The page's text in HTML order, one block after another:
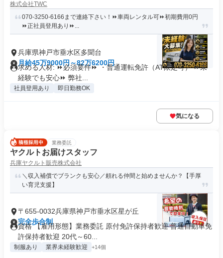
株式会社TWC
070-3250-6166まで連絡下さい！⏩車両レンタル可⏩初期費用0円
⏩正社員登用あり⏩...
兵庫県神戸市垂水区多聞台
月給45万9000円～82万6200円
求める人材: ⏩必須要件⏩ ・普通運転免許（AT限定可） ⏩未
経験でも安心⏩ 弊社...
社員登用あり 即日勤務OK
気になる
業務委託
ヤクルトお届けスタッフ
兵庫ヤクルト販売株式会社
＼収入補償でブランクも安心／頼れる仲間と始めませんか？【手厚
い育児支援】
〒655-0032兵庫県神戸市垂水区星が丘
完全歩合制
資格 【雇用形態】業務委託 原付免許保持者歓迎 普通自動車免
許保持者歓迎 20代～60...
制服あり 業界未経験歓迎 +14個